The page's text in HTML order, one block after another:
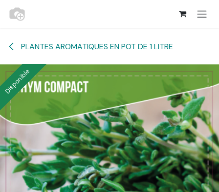
Se rendre au contenu
PLANTES AROMATIQUES EN POT DE 1 LITRE
Disponible